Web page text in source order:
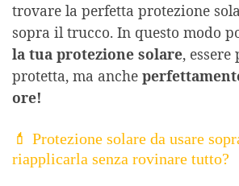
trovare la perfetta protezione
sopra il trucco. In questo modo
la tua protezione solare,
protetta, ma anche
ore!
💄 Protezione solare da usare
riapplicarla senza rovinare tutto?